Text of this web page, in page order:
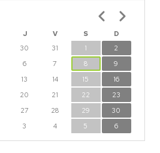
J V S
D
30 31 1
2
6 7 8
9
13 14 15
16
20 21 22
23
27 28 29
30
3 4 5 6
Paginación